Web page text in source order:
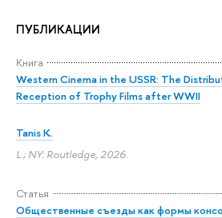
ПУБЛИКАЦИИ
Книга
Western Cinema in the USSR: The
Reception of Trophy Films after WWII
Tanis K.
L.; NY: Routledge, 2026.
Статья
Общественные съезды как формы